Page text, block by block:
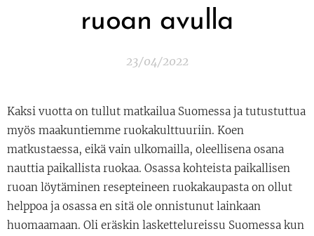
ruoan avulla
23/04/2022
Kaksi vuotta on tullut matkailua Suomessa ja tutustuttua
myös maakuntiemme ruokakulttuuriin. Koen
matkustaessa, eikä vain ulkomailla, oleellisena osana
nauttia paikallista ruokaa. Osassa kohteista paikallisen
ruoan löytäminen resepteineen ruokakaupasta on ollut
helppoa ja osassa en sitä ole onnistunut lainkaan
huomaamaan. Oli eräskin laskettelureissu Suomessa kun